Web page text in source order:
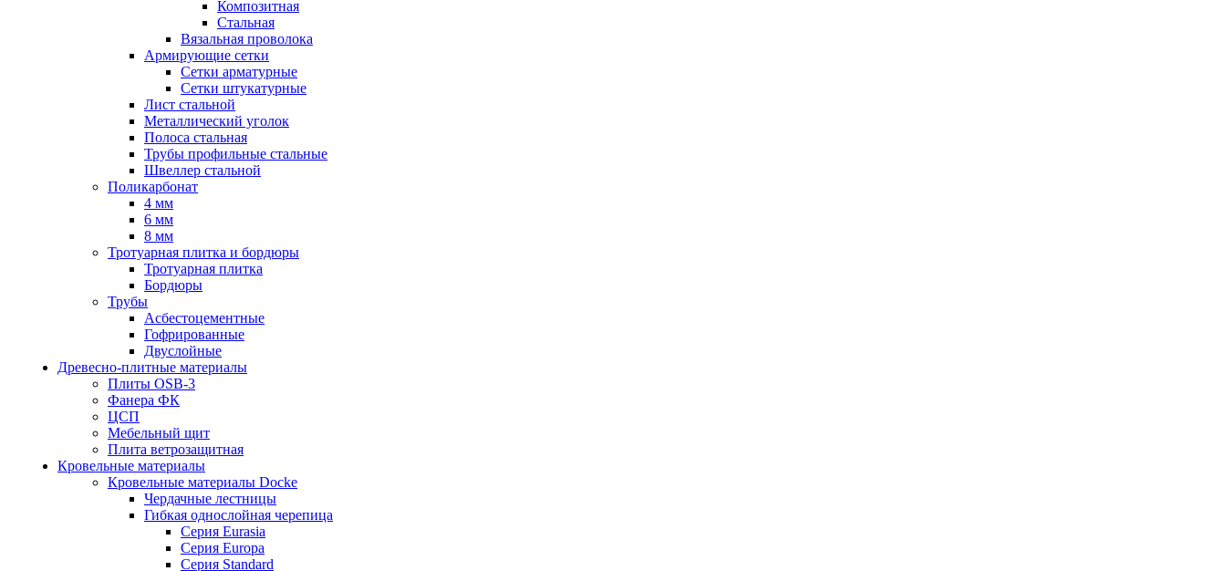
Композитная
Стальная
Вязальная проволока
Армирующие сетки
Сетки арматурные
Сетки штукатурные
Лист стальной
Металлический уголок
Полоса стальная
Трубы профильные стальные
Швеллер стальной
Поликарбонат
4 мм
6 мм
8 мм
Тротуарная плитка и бордюры
Тротуарная плитка
Бордюры
Трубы
Асбестоцементные
Гофрированные
Двуслойные
Древесно-плитные материалы
Плиты OSB-3
Фанера ФК
ЦСП
Мебельный щит
Плита ветрозащитная
Кровельные материалы
Кровельные материалы Docke
Чердачные лестницы
Гибкая однослойная черепица
Серия Eurasia
Серия Europa
Серия Standard